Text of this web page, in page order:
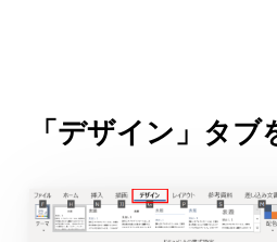
「デザイン」タブ